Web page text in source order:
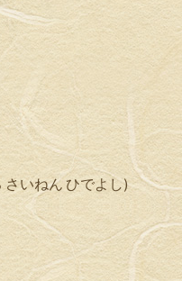
いねん ひでよし)